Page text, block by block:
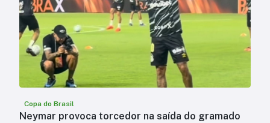
Copa do Brasil
Neymar provoca torcedor na saída do gramado